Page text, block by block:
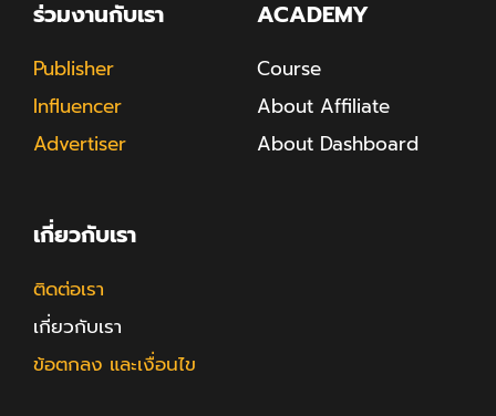
ร่วมงานกับเรา
Publisher
Influencer
Advertiser
ACADEMY
Course
About Affiliate
About Dashboard
เกี่ยวกับเรา
ติดต่อเรา
เกี่ยวกับเรา
ข้อตกลง และเงื่อนไข